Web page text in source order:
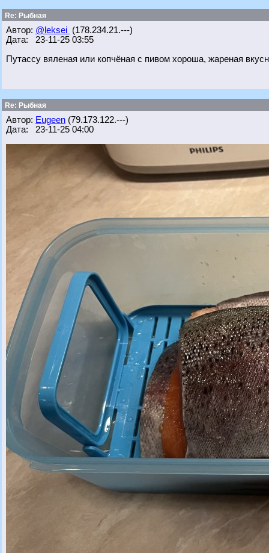
Re: Рыбная
Автор: @leksei (178.234.21.---)
Дата: 23-11-25 03:55
Путассу вяленая или копчёная с пивом хороша, жареная
Re: Рыбная
Автор: Eugeen (79.173.122.---)
Дата: 23-11-25 04:00